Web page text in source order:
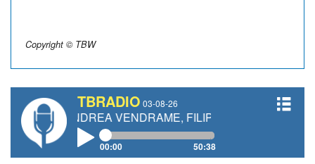
Copyright © TBW
TBRADIO 03-08-26
ANDREA VENDRAME, FILIPPO FIORELLI
00:00 50:38